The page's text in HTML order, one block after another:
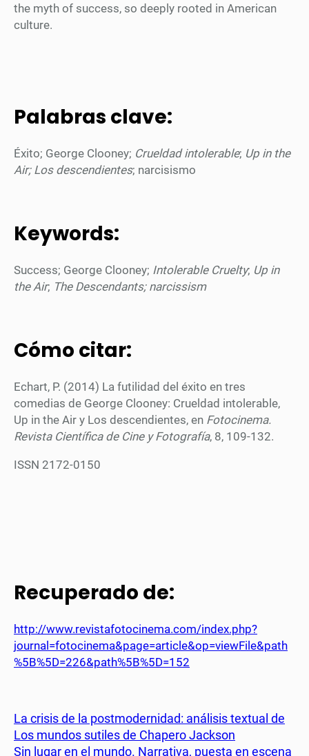
the myth of success, so deeply rooted in American
culture.
Palabras clave:
Éxito; George Clooney; Crueldad intolerable; Up in the
Air; Los descendientes; narcisismo
Keywords:
Success; George Clooney; Intolerable Cruelty; Up in
the Air; The Descendants; narcissism
Cómo citar:
Echart, P. (2014) La futilidad del éxito en tres
comedias de George Clooney: Crueldad intolerable,
Up in the Air y Los descendientes, en Fotocinema.
Revista Científica de Cine y Fotografía, 8, 109-132.
ISSN 2172-0150
Recuperado de:
http://www.revistafotocinema.com/index.php?
journal=fotocinema&page=article&op=viewFile&path
%5B%5D=226&path%5B%5D=152
La crisis de la postmodernidad: análisis textual de
Los mundos sutiles de Chapero Jackson
Sin lugar en el mundo. Narrativa, puesta en escena